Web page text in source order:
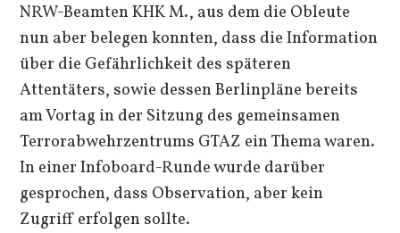
NRW-Beamten KHK M., aus dem die Obleute
nun aber belegen konnten, dass die Information
über die Gefährlichkeit des späteren
Attentäters, sowie dessen Berlinpläne bereits
am Vortag in der Sitzung des gemeinsamen
Terrorabwehrzentrums GTAZ ein Thema waren.
In einer Infoboard-Runde wurde darüber
gesprochen, dass Observation, aber kein
Zugriff erfolgen sollte.